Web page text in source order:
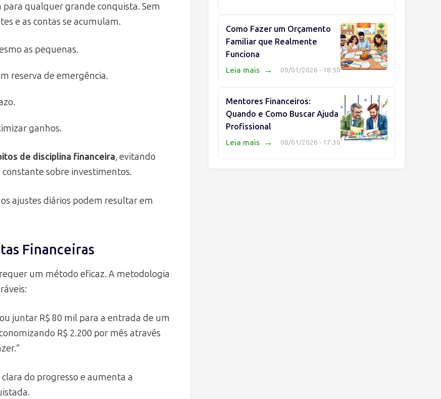
qualquer grande conquista. Sem
e as contas se acumulam.
as pequenas.
reserva de emergência.
ganhos.
de disciplina financeira, evitando
sobre investimentos.
ajustes diários podem resultar em
Financeiras
um método eficaz. A metodologia
juntar R$ 80 mil para a entrada de um
R$ 2.200 por mês através
do progresso e aumenta a
Como Fazer um Orçamento
Familiar que Realmente
Funciona
09/01/2026 - 18:50
Leia mais →
Mentores Financeiros:
Quando e Como Buscar Ajuda
Profissional
08/01/2026 - 17:30
Leia mais →